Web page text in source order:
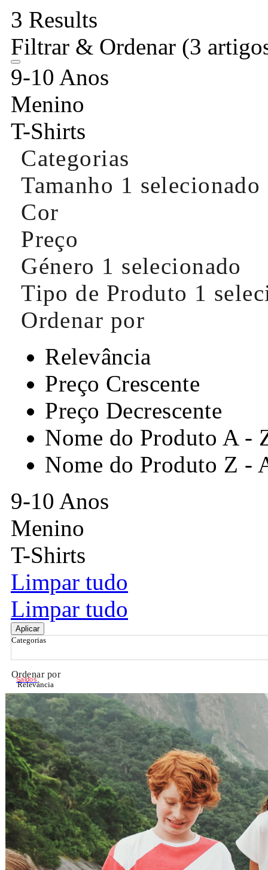
3 Results
Filtrar & Ordenar (3
9-10 Anos
Menino
T-Shirts
Categorias
Tamanho 1 selecionado
Cor
Preço
Género 1 selecionado
Tipo de Produto 1
Ordenar por
Relevância
Preço Crescente
Preço Decrescente
Nome do Produto A -
Nome do Produto Z -
9-10 Anos
Menino
T-Shirts
Limpar tudo
Limpar tudo
Aplicar
Categorias
Ordenar por
Relevância
Relevância
Preço Crescente
Preço Decrescente
Nome do Produto A - Z
Nome do Produto Z - A
Filtrar & Ordenar
Saldos